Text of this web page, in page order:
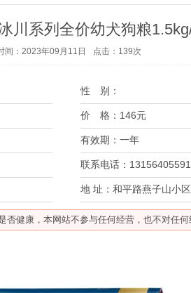
川系列全价幼犬狗粮
间：2023年09月11日 点击： 139次
性 别：
价 格： 146元
有效期： 一年
联系电话： 13156405591
地 址： 和平路燕子山小
健康，本网站不参与任何经营，也不对任何